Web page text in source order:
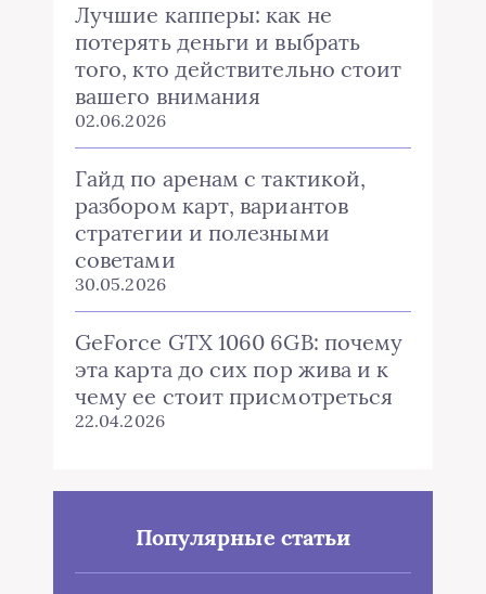
Лучшие капперы: как не
потерять деньги и выбрать
того, кто действительно стоит
вашего внимания
02.06.2026
Гайд по аренам с тактикой,
разбором карт, вариантов
стратегии и полезными
советами
30.05.2026
GeForce GTX 1060 6GB: почему
эта карта до сих пор жива и к
чему ее стоит присмотреться
22.04.2026
Популярные статьи